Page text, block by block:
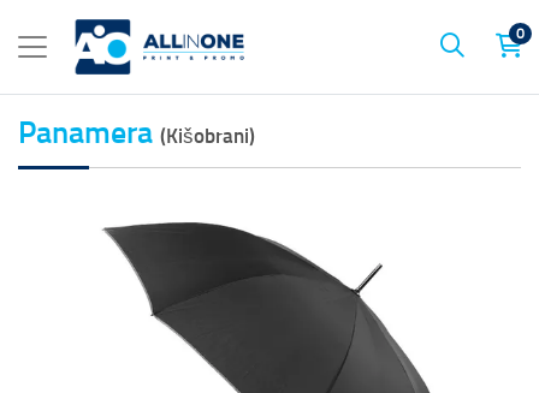
0
Panamera (Kišobrani)